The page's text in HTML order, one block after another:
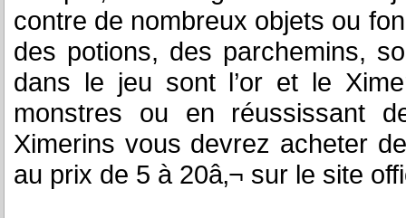
contre de nombreux objets ou
des potions, des parchemins,
dans le jeu sont l’or et le
monstres ou en réussissant
Ximerins vous devrez acheter
au prix de 5 à 20â‚¬ sur le site